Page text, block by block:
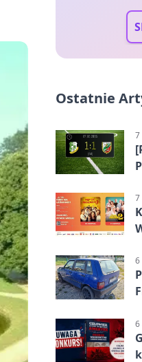
Ostatnie
7
7
6
6